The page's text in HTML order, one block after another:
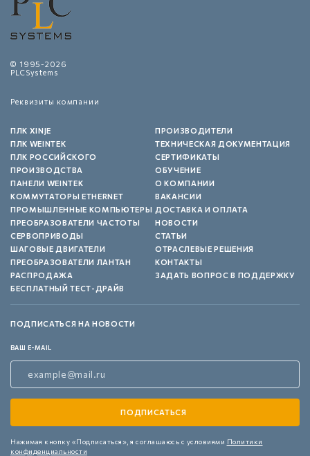
© 1995-2026
PLCSystems
Реквизиты компании
ПЛК XINJE
ПЛК WEINTEK
ПЛК РОССИЙСКОГО
ПРОИЗВОДСТВА
ПАНЕЛИ WEINTEK
КОММУТАТОРЫ ETHERNET
ПРОМЫШЛЕННЫЕ КОМПЬЮТЕРЫ
ПРЕОБРАЗОВАТЕЛИ ЧАСТОТЫ
СЕРВОПРИВОДЫ
ШАГОВЫЕ ДВИГАТЕЛИ
ПРЕОБРАЗОВАТЕЛИ ЛАНТАН
РАСПРОДАЖА
БЕСПЛАТНЫЙ ТЕСТ-ДРАЙВ
ПРОИЗВОДИТЕЛИ
ТЕХНИЧЕСКАЯ ДОКУМЕНТАЦИЯ
СЕРТИФИКАТЫ
ОБУЧЕНИЕ
О КОМПАНИИ
ВАКАНСИИ
ДОСТАВКА И ОПЛАТА
НОВОСТИ
СТАТЬИ
ОТРАСЛЕВЫЕ РЕШЕНИЯ
КОНТАКТЫ
ЗАДАТЬ ВОПРОС В ПОДДЕРЖКУ
ПОДПИСАТЬСЯ НА НОВОСТИ
ВАШ E-MAIL
Нажимая кнопку «Подписаться», я соглашаюсь с условиями Политики
конфиденциальности